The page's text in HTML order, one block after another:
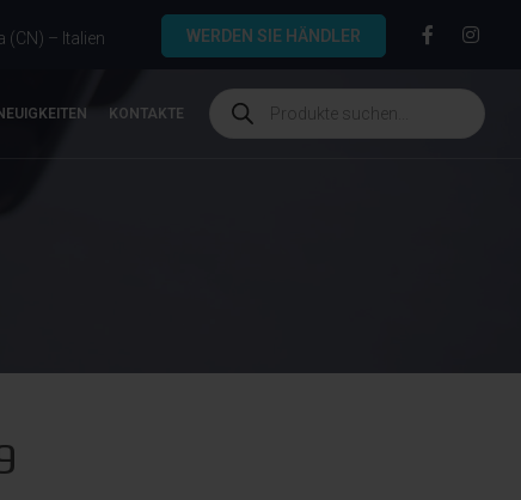
(CN) – Italien WERDEN SIE HÄNDLER
NEUIGKEITEN KONTAKTE